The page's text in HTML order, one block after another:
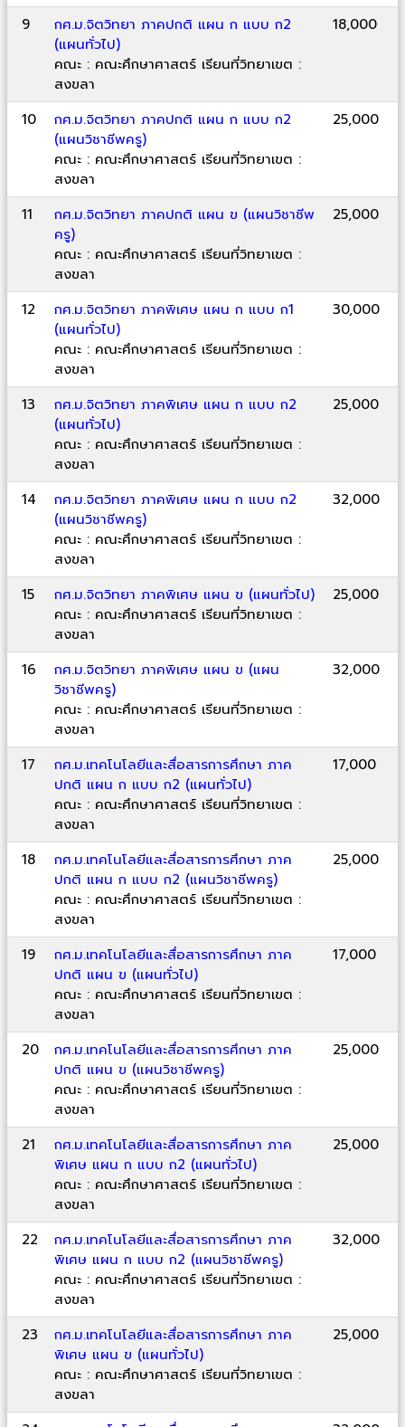
9
กศ.ม.จิตวิทยา ภาคปกติ แผน ก แบบ ก2
(แผนทั่วไป)
คณะ : คณะศึกษาศาสตร์ เรียนที่วิทยาเขต :
สงขลา
18,000
10
กศ.ม.จิตวิทยา ภาคปกติ แผน ก แบบ ก2
(แผนวิชาชีพครู)
คณะ : คณะศึกษาศาสตร์ เรียนที่วิทยาเขต :
สงขลา
25,000
11
กศ.ม.จิตวิทยา ภาคปกติ แผน ข (แผนวิชาชีพ
ครู)
คณะ : คณะศึกษาศาสตร์ เรียนที่วิทยาเขต :
สงขลา
25,000
12
กศ.ม.จิตวิทยา ภาคพิเศษ แผน ก แบบ ก1
(แผนทั่วไป)
คณะ : คณะศึกษาศาสตร์ เรียนที่วิทยาเขต :
สงขลา
30,000
13
กศ.ม.จิตวิทยา ภาคพิเศษ แผน ก แบบ ก2
(แผนทั่วไป)
คณะ : คณะศึกษาศาสตร์ เรียนที่วิทยาเขต :
สงขลา
25,000
14
กศ.ม.จิตวิทยา ภาคพิเศษ แผน ก แบบ ก2
(แผนวิชาชีพครู)
คณะ : คณะศึกษาศาสตร์ เรียนที่วิทยาเขต :
สงขลา
32,000
15
กศ.ม.จิตวิทยา ภาคพิเศษ แผน ข (แผนทั่วไป)
คณะ : คณะศึกษาศาสตร์ เรียนที่วิทยาเขต :
สงขลา
25,000
16
กศ.ม.จิตวิทยา ภาคพิเศษ แผน ข (แผน
วิชาชีพครู)
คณะ : คณะศึกษาศาสตร์ เรียนที่วิทยาเขต :
สงขลา
32,000
17
กศ.ม.เทคโนโลยีและสื่อสารการศึกษา ภาค
ปกติ แผน ก แบบ ก2 (แผนทั่วไป)
คณะ : คณะศึกษาศาสตร์ เรียนที่วิทยาเขต :
สงขลา
17,000
18
กศ.ม.เทคโนโลยีและสื่อสารการศึกษา ภาค
ปกติ แผน ก แบบ ก2 (แผนวิชาชีพครู)
คณะ : คณะศึกษาศาสตร์ เรียนที่วิทยาเขต :
สงขลา
25,000
19
กศ.ม.เทคโนโลยีและสื่อสารการศึกษา ภาค
ปกติ แผน ข (แผนทั่วไป)
คณะ : คณะศึกษาศาสตร์ เรียนที่วิทยาเขต :
สงขลา
17,000
20
กศ.ม.เทคโนโลยีและสื่อสารการศึกษา ภาค
ปกติ แผน ข (แผนวิชาชีพครู)
คณะ : คณะศึกษาศาสตร์ เรียนที่วิทยาเขต :
สงขลา
25,000
21
กศ.ม.เทคโนโลยีและสื่อสารการศึกษา ภาค
พิเศษ แผน ก แบบ ก2 (แผนทั่วไป)
คณะ : คณะศึกษาศาสตร์ เรียนที่วิทยาเขต :
สงขลา
25,000
22
กศ.ม.เทคโนโลยีและสื่อสารการศึกษา ภาค
พิเศษ แผน ก แบบ ก2 (แผนวิชาชีพครู)
คณะ : คณะศึกษาศาสตร์ เรียนที่วิทยาเขต :
สงขลา
32,000
23
กศ.ม.เทคโนโลยีและสื่อสารการศึกษา ภาค
พิเศษ แผน ข (แผนทั่วไป)
คณะ : คณะศึกษาศาสตร์ เรียนที่วิทยาเขต :
สงขลา
25,000